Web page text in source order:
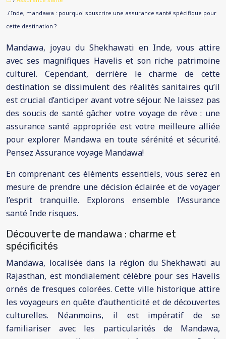
/ Inde, mandawa : pourquoi souscrire une assurance santé spécifique pour
cette destination ?
Mandawa, joyau du Shekhawati en Inde, vous attire
avec ses magnifiques Havelis et son riche patrimoine
culturel. Cependant, derrière le charme de cette
destination se dissimulent des réalités sanitaires qu’il
est crucial d’anticiper avant votre séjour. Ne laissez pas
des soucis de santé gâcher votre voyage de rêve : une
assurance santé appropriée est votre meilleure alliée
pour explorer Mandawa en toute sérénité et sécurité.
Pensez Assurance voyage Mandawa!
En comprenant ces éléments essentiels, vous serez en
mesure de prendre une décision éclairée et de voyager
l’esprit tranquille. Explorons ensemble l’Assurance
santé Inde risques.
Découverte de mandawa : charme et
spécificités
Mandawa, localisée dans la région du Shekhawati au
Rajasthan, est mondialement célèbre pour ses Havelis
ornés de fresques colorées. Cette ville historique attire
les voyageurs en quête d’authenticité et de découvertes
culturelles. Néanmoins, il est impératif de se
familiariser avec les particularités de Mandawa,